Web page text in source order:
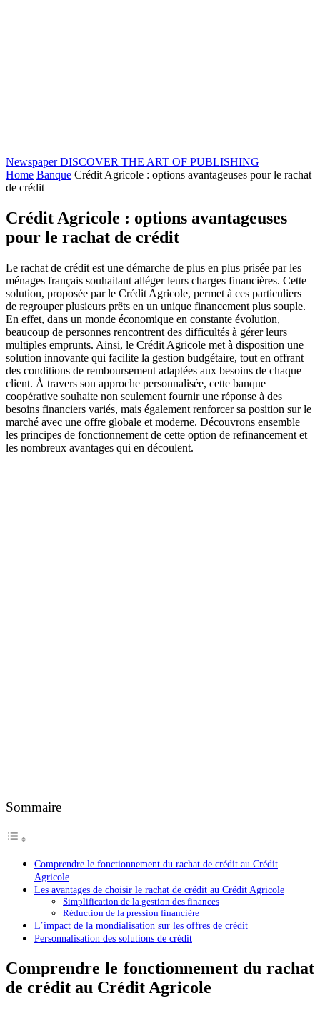
Newspaper DISCOVER THE ART OF PUBLISHING
Home Banque Crédit Agricole : options avantageuses pour le rachat
de crédit
Crédit Agricole : options avantageuses
pour le rachat de crédit
Le rachat de crédit est une démarche de plus en plus prisée par les
ménages français souhaitant alléger leurs charges financières. Cette
solution, proposée par le Crédit Agricole, permet à ces particuliers
de regrouper plusieurs prêts en un unique financement plus souple.
En effet, dans un monde économique en constante évolution,
beaucoup de personnes rencontrent des difficultés à gérer leurs
multiples emprunts. Ainsi, le Crédit Agricole met à disposition une
solution innovante qui facilite la gestion budgétaire, tout en offrant
des conditions de remboursement adaptées aux besoins de chaque
client. À travers son approche personnalisée, cette banque
coopérative souhaite non seulement fournir une réponse à des
besoins financiers variés, mais également renforcer sa position sur le
marché avec une offre globale et moderne. Découvrons ensemble
les principes de fonctionnement de cette option de refinancement et
les nombreux avantages qui en découlent.
Sommaire
Comprendre le fonctionnement du rachat de crédit au Crédit
Agricole
Les avantages de choisir le rachat de crédit au Crédit Agricole
Simplification de la gestion des finances
Réduction de la pression financière
L’impact de la mondialisation sur les offres de crédit
Personnalisation des solutions de crédit
Comprendre le fonctionnement du rachat
de crédit au Crédit Agricole